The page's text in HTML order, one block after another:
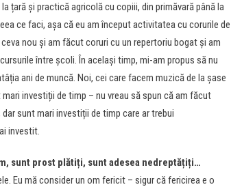
țară și practică agricolă cu copiii, din primăvară până la
ce faci, așa că eu am început activitatea cu corurile de
nou și am făcut coruri cu un repertoriu bogat și am
între școli. În același timp, mi-am propus să nu
ani de muncă. Noi, cei care facem muzică de la șase
investiții de timp – nu vreau să spun că am făcut
sunt mari investiții de timp care ar trebui
investit.
sunt prost plătiți, sunt adesea nedreptățiți…
Eu mă consider un om fericit – sigur că fericirea e o